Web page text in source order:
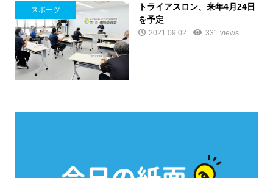
スポーツ
トライアスロン、来年4月24日
を予定
2021.09.02 331 views